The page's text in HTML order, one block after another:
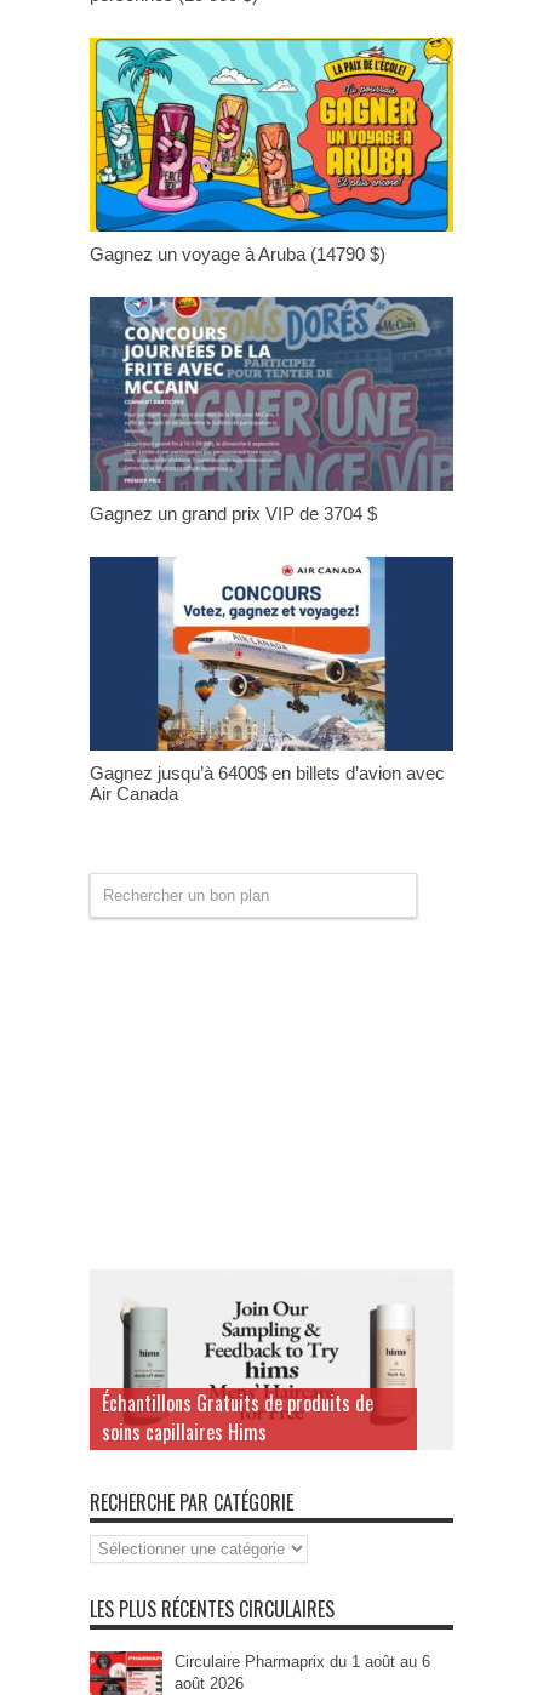
Gagnez un voyage à Aruba (14790 $)
Gagnez un grand prix VIP de 3704 $
Gagnez jusqu’à 6400$ en billets d’avion avec
Air Canada
Échantillons Gratuits de produits de
soins capillaires Hims
RECHERCHE PAR CATÉGORIE
Recherche
par
LES PLUS RÉCENTES CIRCULAIRES
Circulaire Pharmaprix du 1 août au 6
août 2026